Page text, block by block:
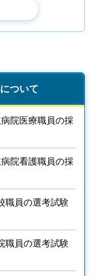
ついて
院医療職員の採
院看護職員の採
職員の選考試験
職員の選考試験